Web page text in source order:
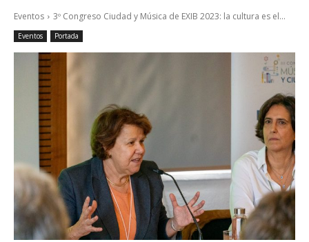
Eventos 3º Congreso Ciudad y Música de EXIB 2023: la cultura es el...
Eventos Portada